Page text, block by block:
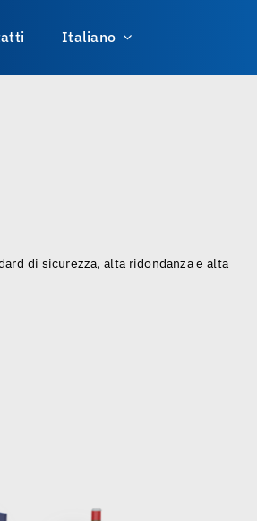
Italiano
di sicurezza, alta ridondanza e alta